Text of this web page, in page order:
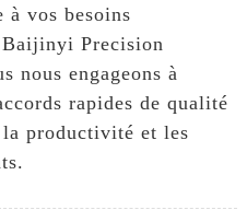
à vos besoins
Baijinyi Precision
nous engageons à
rapides de qualité
productivité et les